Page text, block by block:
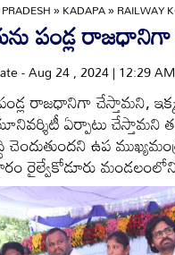
»KADAPA»RAILWAY
పండ్ల
- Aug 24 , 2024 | 12:29 AM
రాజధానిగా చేస్తామని,
ఏర్పాటు
చెందుతుందని ఉప
రైల్వేకోడూరు